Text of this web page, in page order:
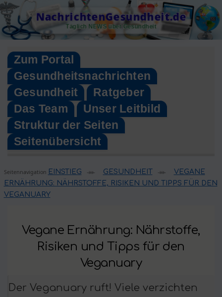
Skip
to
content
NachrichtenGesundheit.de
Täglich NEWS über Gesundheit
Zum Portal
Gesundheitsnachrichten
Gesundheit
Ratgeber
Das Team
Unser Leitbild
Struktur der Seiten
Seitenübersicht
Seitennavigation EINSTIEG »» GESUNDHEIT »»
VEGANE
ERNÄHRUNG: NÄHRSTOFFE, RISIKEN UND TIPPS FÜR DEN
VEGANUARY
Vegane Ernährung: Nährstoffe,
Risiken und Tipps für den
Veganuary
Der Veganuary ruft! Viele verzichten